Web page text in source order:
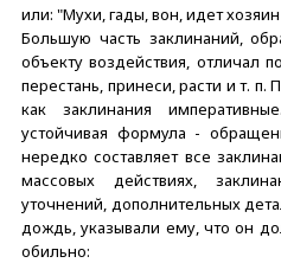
или: "Мухи, гады, вон, идет
Большую часть заклинаний,
объекту воздействия, отличал
перестань, принеси, расти и т.
как заклинания
устойчивая формула -
нередко составляет все
массовых действиях,
уточнений, дополнительных
дождь, указывали ему, что он
обильно: